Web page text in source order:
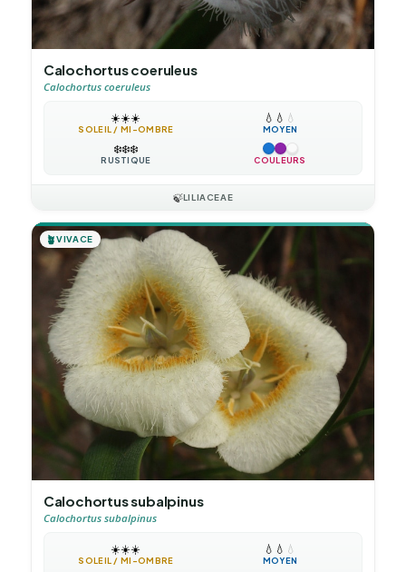
Calochortus coeruleus
Calochortus coeruleus
☀️☀️☀️
SOLEIL / MI-OMBRE
💧 💧 💧
MOYEN
❄️❄️❄️
RUSTIQUE COULEURS
🍃LILIACEAE
🪴VIVACE
Calochortus subalpinus
Calochortus subalpinus
☀️☀️☀️
SOLEIL / MI-OMBRE
💧 💧 💧
MOYEN